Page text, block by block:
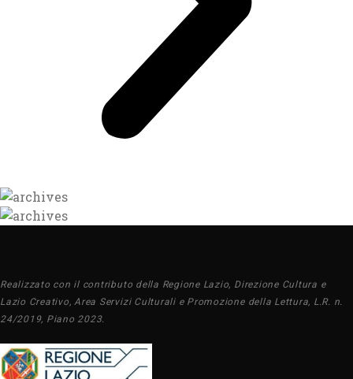
Realizzato con il contributo della Regione Lazio, Direzione Cultura e
Lazio Creativo, Area Servizi Culturali e Promozione della Lettura, L.R. n.
24/2019, Piano 2023.